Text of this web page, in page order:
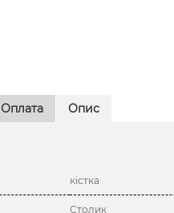
Опис
Оплата
кістка
Столик